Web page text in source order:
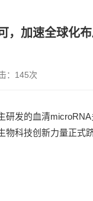
，加速全球化
： 145次
研发的血清
物科技创新力量正式